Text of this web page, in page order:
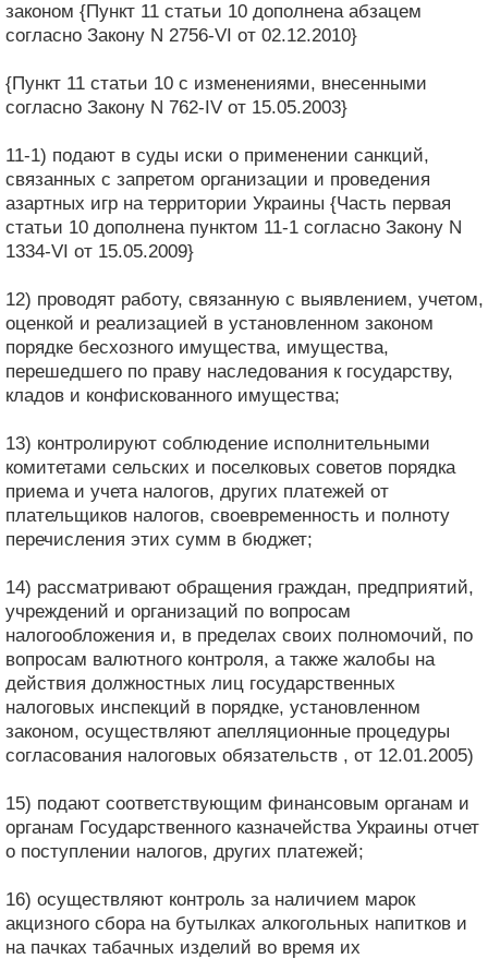
законом {Пункт 11 статьи 10 дополнена абзацем
согласно Закону N 2756-VI от 02.12.2010}
{Пункт 11 статьи 10 с изменениями, внесенными
согласно Закону N 762-IV от 15.05.2003}
11-1) подают в суды иски о применении санкций,
связанных с запретом организации и проведения
азартных игр на территории Украины {Часть первая
статьи 10 дополнена пунктом 11-1 согласно Закону N
1334-VI от 15.05.2009}
12) проводят работу, связанную с выявлением, учетом,
оценкой и реализацией в установленном законом
порядке бесхозного имущества, имущества,
перешедшего по праву наследования к государству,
кладов и конфискованного имущества;
13) контролируют соблюдение исполнительными
комитетами сельских и поселковых советов порядка
приема и учета налогов, других платежей от
плательщиков налогов, своевременность и полноту
перечисления этих сумм в бюджет;
14) рассматривают обращения граждан, предприятий,
учреждений и организаций по вопросам
налогообложения и, в пределах своих полномочий, по
вопросам валютного контроля, а также жалобы на
действия должностных лиц государственных
налоговых инспекций в порядке, установленном
законом, осуществляют апелляционные процедуры
согласования налоговых обязательств , от 12.01.2005)
15) подают соответствующим финансовым органам и
органам Государственного казначейства Украины отчет
о поступлении налогов, других платежей;
16) осуществляют контроль за наличием марок
акцизного сбора на бутылках алкогольных напитков и
на пачках табачных изделий во время их